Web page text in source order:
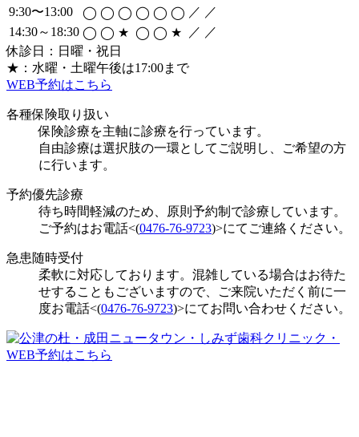
9:30〜13:00
◯ ◯ ◯ ◯ ◯ ◯ ／ ／
14:30～18:30 ◯ ◯ ★ ◯ ◯ ★ ／ ／
休診日：日曜・祝日
★：水曜・土曜午後は17:00まで
WEB予約はこちら
各種保険取り扱い
保険診療を主軸に診療を行っています。
自由診療は選択肢の一環としてご説明し、ご希望の方
に行います。
予約優先診療
待ち時間軽減のため、原則予約制で診療しています。
ご予約はお電話<(0476-76-9723)>にてご連絡ください。
急患随時受付
柔軟に対応しております。混雑している場合はお待た
せすることもございますので、ご来院いただく前に一
度お電話<(0476-76-9723)>にてお問い合わせください。